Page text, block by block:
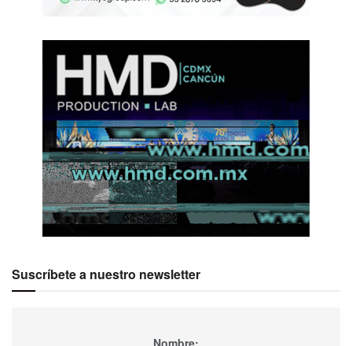
Suscríbete a nuestro newsletter